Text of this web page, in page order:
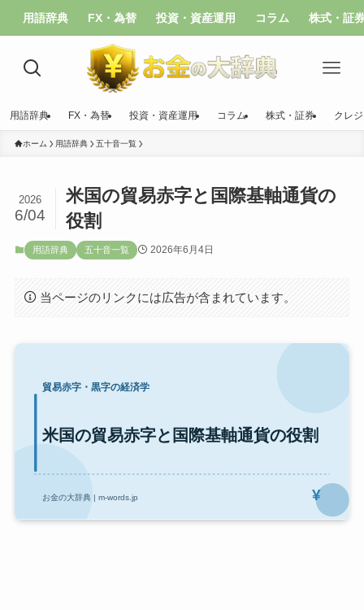
用語辞典 FX・為替 投資・資産運用 コラム 株式・証
用語辞典 FX・為替 投資・資産運用 コラム 株式・証券 クレ
ホーム 用語辞典 五十音一覧
米国の貿易赤字と国際基軸通貨の
役割
2026
6/04
用語辞典 五十音一覧 2026年6月4日
当ページのリンクには広告が含まれています。